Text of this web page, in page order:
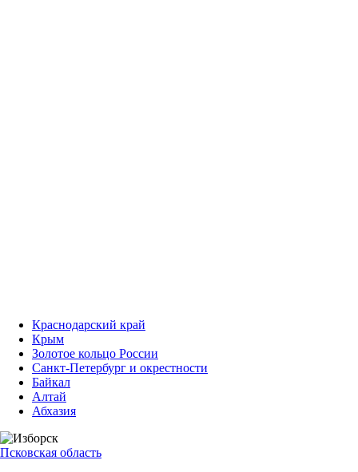
Краснодарский край
Крым
Золотое кольцо России
Санкт-Петербург и окрестности
Байкал
Алтай
Абхазия
Псковская область